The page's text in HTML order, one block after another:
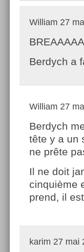
William 27
Berdych a
William 27
Berdych
tête y a un
ne prête
Il ne doit
cinquième
prend, il
karim 27 mai